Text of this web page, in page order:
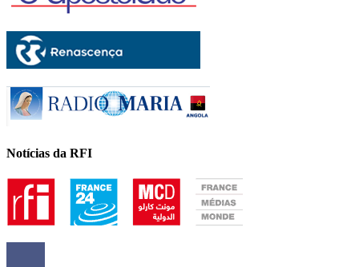
Notícias da RFI